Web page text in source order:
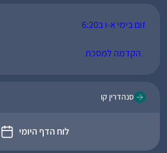
זום בימי א-ו ב6:20
הקדמה למסכת
סנהדרין קו
לוח הדף היומי